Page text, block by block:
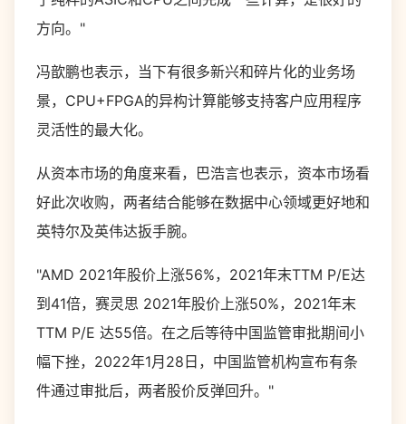
方向。"
冯歆鹏也表示，当下有很多新兴和碎片化的业务场
景，CPU+FPGA的异构计算能够支持客户应用程序
灵活性的最大化。
从资本市场的角度来看，巴浩言也表示，资本市场看
好此次收购，两者结合能够在数据中心领域更好地和
英特尔及英伟达扳手腕。
"AMD 2021年股价上涨56%，2021年末TTM P/E达
到41倍，赛灵思 2021年股价上涨50%，2021年末
TTM P/E 达55倍。在之后等待中国监管审批期间小
幅下挫，2022年1月28日，中国监管机构宣布有条
件通过审批后，两者股价反弹回升。"